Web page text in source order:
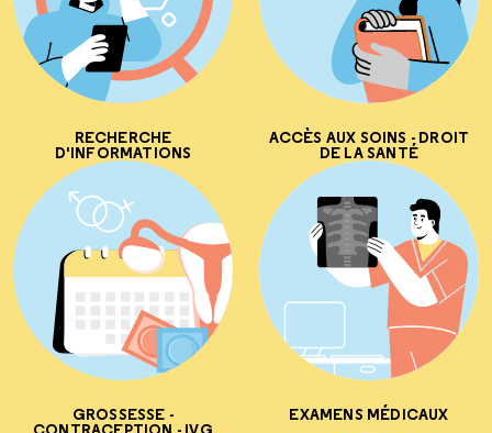
RECHERCHE
D'INFORMATIONS
ACCÈS AUX SOINS - DROIT
DE LA SANTÉ
GROSSESSE - EXAMENS MÉDICAUX